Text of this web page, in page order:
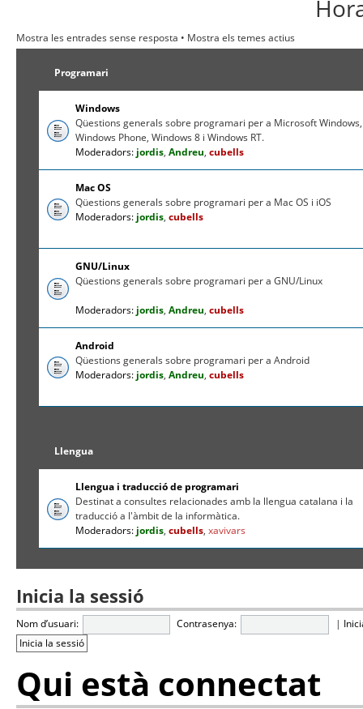
Mostra les entrades sense resposta • Mostra els temes actius
Programari
Windows
Qüestions generals sobre programari per a Microsoft Windows,
Windows Phone, Windows 8 i Windows RT.
Moderadors: jordis,Andreu,cubells
Mac OS
Qüestions generals sobre programari per a Mac OS i iOS
Moderadors: jordis,cubells
GNU/Linux
Qüestions generals sobre programari per a GNU/Linux
Moderadors: jordis,Andreu,cubells
Android
Qüestions generals sobre programari per a Android
Moderadors: jordis,Andreu,cubells
Llengua
Llengua i traducció de programari
Destinat a consultes relacionades amb la llengua catalana i la
traducció a l'àmbit de la informàtica.
Moderadors: jordis,cubells,xavivars
Inicia la sessió
Nom d’usuari: Contrasenya: |
Qui està connectat